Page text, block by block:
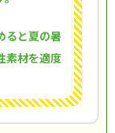
ると夏の暑
素材を適度